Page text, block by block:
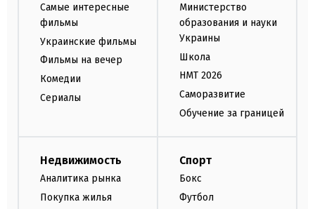
Самые интересные
фильмы
Украинские фильмы
Фильмы на вечер
Комедии
Сериалы
Министерство
образования и науки
Украины
Школа
НМТ 2026
Саморазвитие
Обучение за границей
Недвижимость
Аналитика рынка
Покупка жилья
Спорт
Бокс
Футбол